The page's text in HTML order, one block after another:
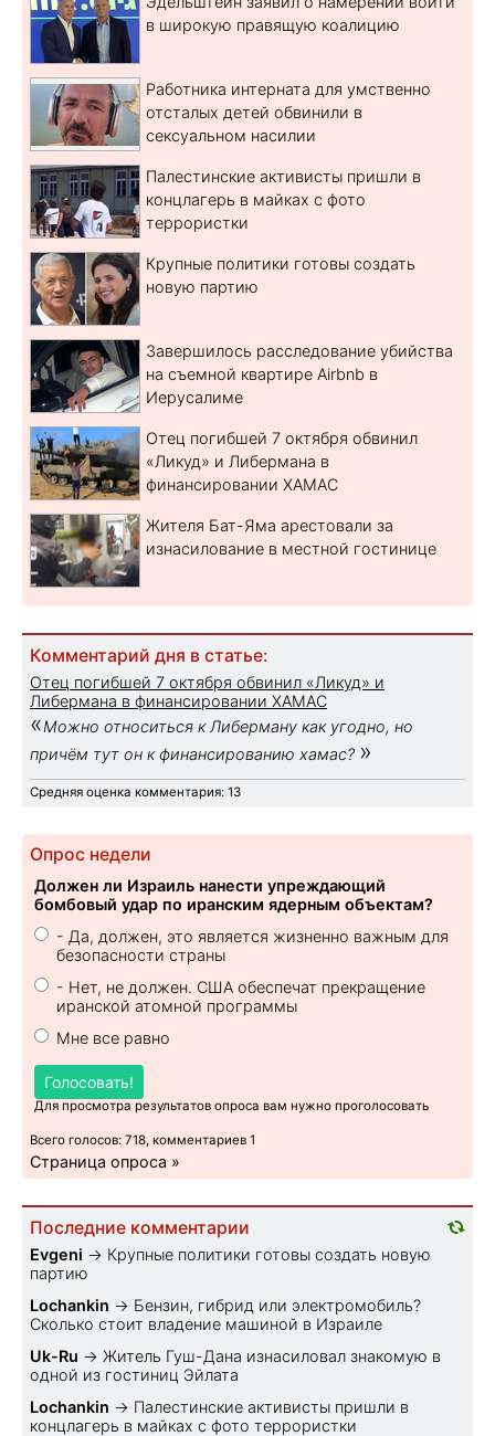
в широкую правящую коалицию
Работника интерната для умственно
отсталых детей обвинили в
сексуальном насилии
Палестинские активисты пришли в
концлагерь в майках с фото
террористки
Крупные политики готовы создать
новую партию
Завершилось расследование убийства
на съемной квартире Airbnb в
Иерусалиме
Отец погибшей 7 октября обвинил
«Ликуд» и Либермана в
финансировании ХАМАС
Жителя Бат-Яма арестовали за
изнасилование в местной гостинице
Комментарий дня в статье:
Отец погибшей 7 октября обвинил «Ликуд» и
Либермана в финансировании ХАМАС
«Можно относиться к Либерману как угодно, но
причём тут он к финансированию хамас? »
Средняя оценка комментария: 13
Опрос недели
Должен ли Израиль нанести упреждающий
бомбовый удар по иранским ядерным объектам?
- Да, должен, это является жизненно важным для
безопасности страны
- Нет, не должен. США обеспечат прекращение
иранской атомной программы
Мне все равно
Голосовать!
Для просмотра результатов опроса вам нужно проголосовать
Всего голосов: 718, комментариев 1
Страница опроса »
Последние комментарии
Evgeni → Крупные политики готовы создать новую
партию
Lochankin → Бензин, гибрид или электромобиль?
Cколько стоит владение машиной в Израиле
Uk-Ru → Житель Гуш-Дана изнасиловал знакомую в
одной из гостиниц Эйлата
Lochankin → Палестинские активисты пришли в
концлагерь в майках с фото террористки